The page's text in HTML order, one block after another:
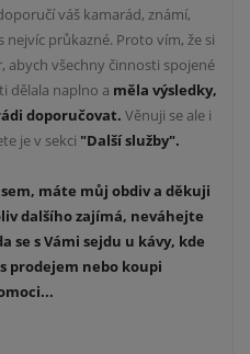
váš kamarád, známí,
průkazné. Proto vím, že si
abych všechny činnosti spojené
dělala naplno a měla výsledky,
doporučovat.Věnuji se ale i
je v sekci "Další služby".
máte můj obdiv a děkuji
dalšího zajímá, neváhejte
se s Vámi sejdu u kávy, kde
prodejem nebo koupi